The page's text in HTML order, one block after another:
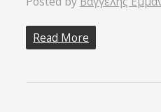
Read More